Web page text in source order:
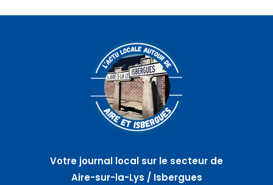
Votre journal local sur le secteur de
Aire-sur-la-Lys / Isbergues